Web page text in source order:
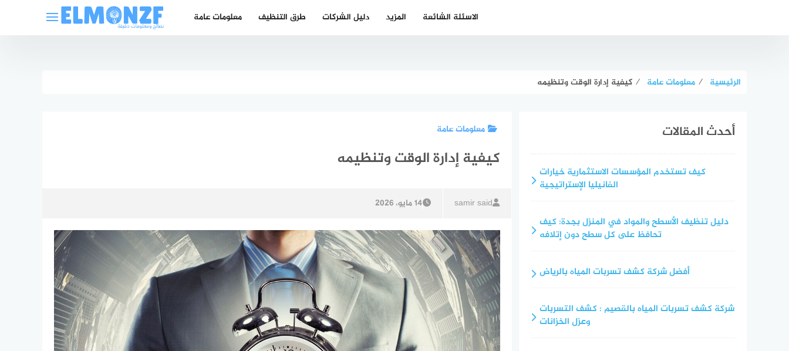
معلومات عامة طرق التنظيف دليل الشركات المزيد الاسئلة الشائعة
الرئيسية ⁄ معلومات عامة ⁄ كيفية إدارة الوقت وتنظيمه
معلومات عامة
كيفية إدارة الوقت وتنظيمه
samir said 14 مايو، 2026
أحدث المقالات
كيف تستخدم المؤسسات الاستثمارية خيارات
الفانيليا الإستراتيجية
دليل تنظيف الأسطح والمواد في المنزل بجدة: كيف
تحافظ على كل سطح دون إتلافه
أفضل شركة كشف تسربات المياه بالرياض
شركة كشف تسربات المياه بالقصيم : كشف التسربات
وعزل الخزانات